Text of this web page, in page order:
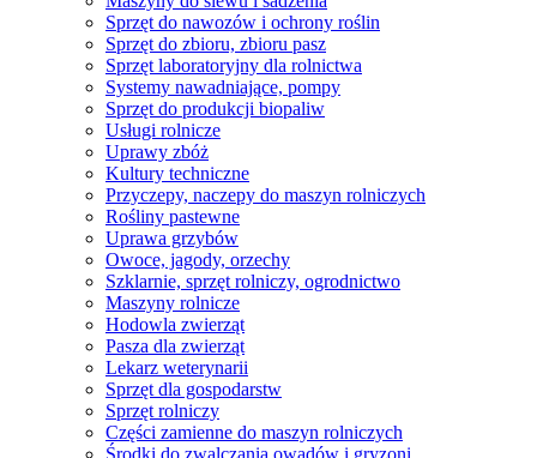
Sprzęt do nawozów i ochrony roślin
Sprzęt do zbioru, zbioru pasz
Sprzęt laboratoryjny dla rolnictwa
Systemy nawadniające, pompy
Sprzęt do produkcji biopaliw
Usługi rolnicze
Uprawy zbóż
Kultury techniczne
Przyczepy, naczepy do maszyn rolniczych
Rośliny pastewne
Uprawa grzybów
Owoce, jagody, orzechy
Szklarnie, sprzęt rolniczy, ogrodnictwo
Maszyny rolnicze
Hodowla zwierząt
Pasza dla zwierząt
Lekarz weterynarii
Sprzęt dla gospodarstw
Sprzęt rolniczy
Części zamienne do maszyn rolniczych
Środki do zwalczania owadów i gryzoni